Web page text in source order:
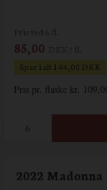
85,00
Spar i alt 144,00 DKK
Pris pr. flaske kr.
2022